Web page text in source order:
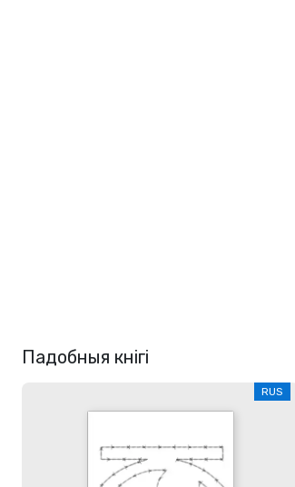
Падобныя кнігі
RUS